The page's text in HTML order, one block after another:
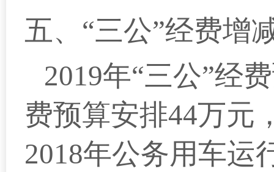
五、“三公”经费增
2019年“三公”经
费预算安排44万元
2018年公务用车运